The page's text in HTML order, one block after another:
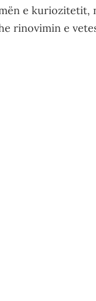
e kuriozitetit,
rinovimin e